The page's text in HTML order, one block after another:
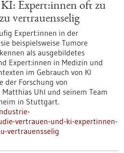
Expert:innen oft zu
vertrauensselig
Expert:innen in der
beispielsweise Tumore
als ausgebildetes
Expert:innen in Medizin und
im Gebrauch von KI
der Forschung von
Uhl und seinem Team
in Stuttgart.
vertrauen-und-ki-expertinnen-
vertrauensselig